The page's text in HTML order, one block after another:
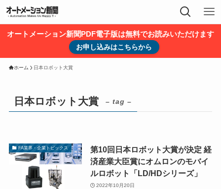
オートメーション新聞PDF電子版は無料でお読みいただけます
お申し込みはこちらから
ホーム 日本ロボット大賞
日本ロボット大賞 – tag –
FA業界・企業トピックス
第10回日本ロボット大賞が決定 経
済産業大臣賞にオムロンのモバイ
ルロボット「LD/HDシリーズ」
2022年10月20日